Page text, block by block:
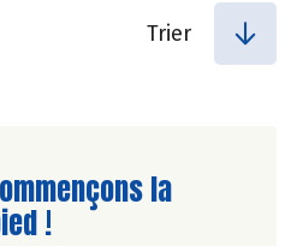
Trier
la
!